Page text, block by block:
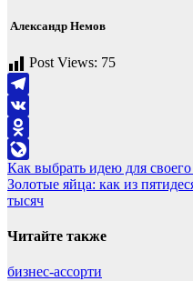
Александр Немов
Post Views: 75
Telegram
VK
Odnoklassniki
LiveJournal
Навигация
по
Как выбрать идею для своего
Золотые яйца: как из
тысяч
Читайте также
бизнес-ассорти